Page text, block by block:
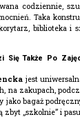
codziennie,
Taka
biblioteka i
Się Także Po
jest
na zakupach,
bagaż
„szkolnie” i